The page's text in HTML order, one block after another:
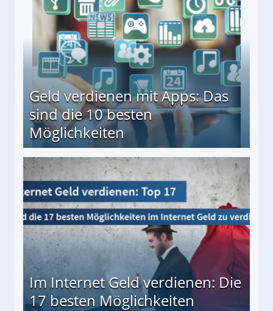
Geld verdienen mit Apps: Das
sind die 10 besten
Möglichkeiten
besten Möglichkeiten
Im Internet Geld verdienen: Die
17 besten Möglichkeiten